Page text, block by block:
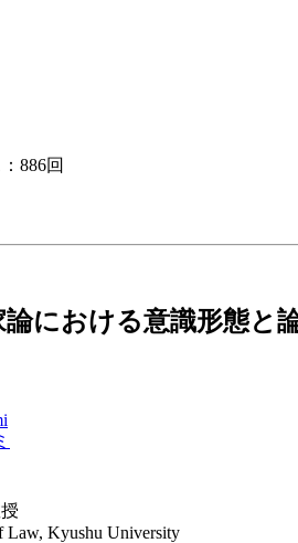
886回
における意識形態と
Law, Kyushu University